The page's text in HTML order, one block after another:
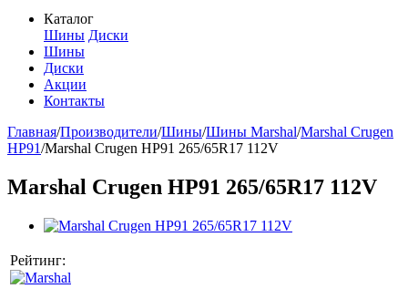
Каталог
Шины Диски
Шины
Диски
Акции
Контакты
Главная/Производители/Шины/Шины Marshal/Marshal Crugen
HP91/Marshal Crugen HP91 265/65R17 112V
Marshal Crugen HP91 265/65R17 112V
Рейтинг: